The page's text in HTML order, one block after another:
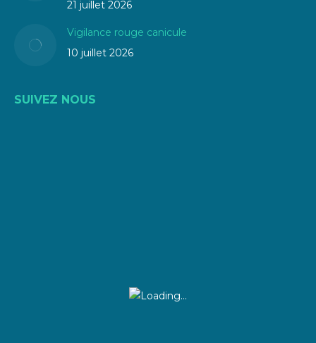
21 juillet 2026
Vigilance rouge canicule
10 juillet 2026
SUIVEZ NOUS